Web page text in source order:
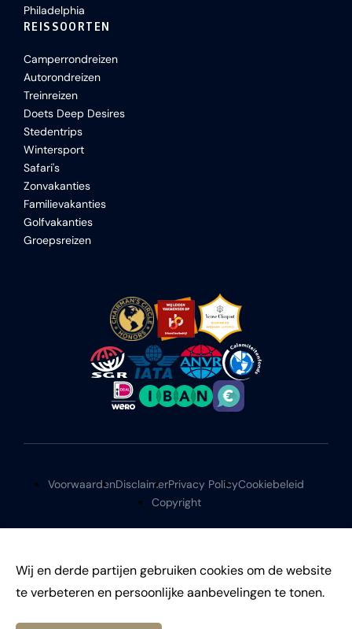
Wij en derde partijen gebruiken cookies om de website
te verbeteren en persoonlijke aanbevelingen te tonen.
Philadelphia
REISSOORTEN
Camperrondreizen
Autorondreizen
Treinreizen
Doets Deep Desires
Stedentrips
Wintersport
Safari's
Zonvakanties
Familievakanties
Golfvakanties
Groepsreizen
VoorwaardenDisclaimerPrivacy PolicyCookiebeleid
Copyright